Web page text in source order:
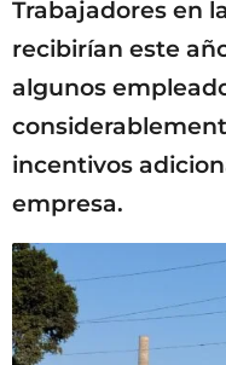
Trabajadores en
recibirían este
algunos
incentivos
empresa.